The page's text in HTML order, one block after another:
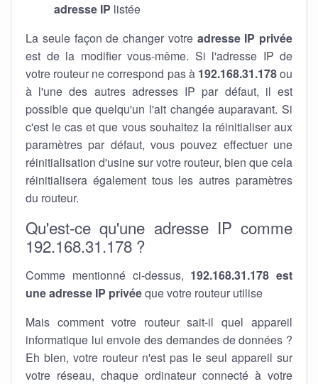
adresse IP listée
La seule façon de changer votre adresse IP privée
est de la modifier vous-même. Si l'adresse IP de
votre routeur ne correspond pas à 192.168.31.178ou
à l'une des autres adresses IP par défaut, il est
possible que quelqu'un l'ait changée auparavant. Si
c'est le cas et que vous souhaitez la réinitialiser aux
paramètres par défaut, vous pouvez effectuer une
réinitialisation d'usine sur votre routeur, bien que cela
réinitialisera également tous les autres paramètres
du routeur.
Qu'est-ce qu'une adresse IP comme
192.168.31.178 ?
Comme mentionné ci-dessus, 192.168.31.178 est
une adresse IP privéeque votre routeur utilise
Mais comment votre routeur sait-il quel appareil
informatique lui envoie des demandes de données ?
Eh bien, votre routeur n'est pas le seul appareil sur
votre réseau, chaque ordinateur connecté à votre